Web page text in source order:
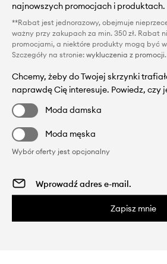
najnowszych promocjach i produktach.
**Rabat jest jednorazowy, obejmuje
ważny przy zakupach za min. 350 zł. Rabat
promocjami, a niektóre produkty mogą być
Szczegóły na stronie: wykluczenia z promocji.
Chcemy, żeby do Twojej skrzynki
naprawdę Cię interesuje. Powiedz, czy
Moda damska
Moda męska
Wybór oferty jest opcjonalny
Zapisz mnie